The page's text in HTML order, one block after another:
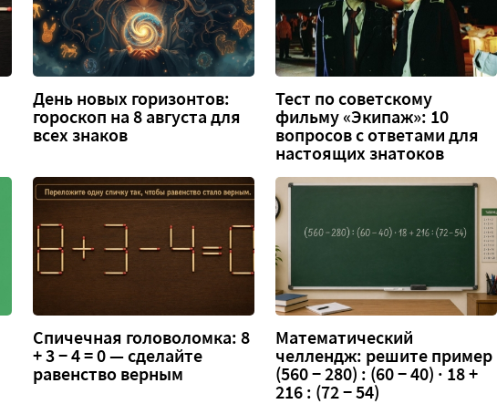
День новых горизонтов:
гороскоп на 8 августа для
всех знаков
Тест по советскому
фильму «Экипаж»: 10
вопросов с ответами для
настоящих знатоков
Спичечная головоломка: 8
+ 3 − 4 = 0 — сделайте
равенство верным
Математический
челлендж: решите пример
(560 − 280) : (60 − 40) · 18 +
216 : (72 − 54)